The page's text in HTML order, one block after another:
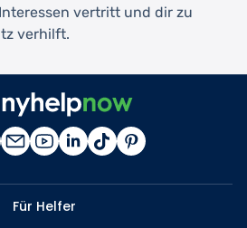
vertritt und dir zu
verhilft.
Für Helfer